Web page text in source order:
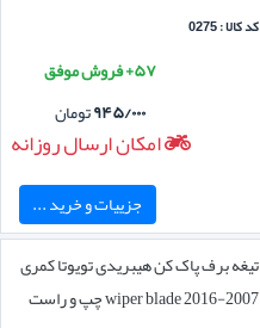
کد کالا : 0275
۵۷+ فروش موفق
۹۴۵/۰۰۰تومان
امکان ارسال روزانه
جزییات و خرید ...
تیغه برف پاک کن هیبریدی تویوتا کمری
2007-2016 wiper blade چپ و راست